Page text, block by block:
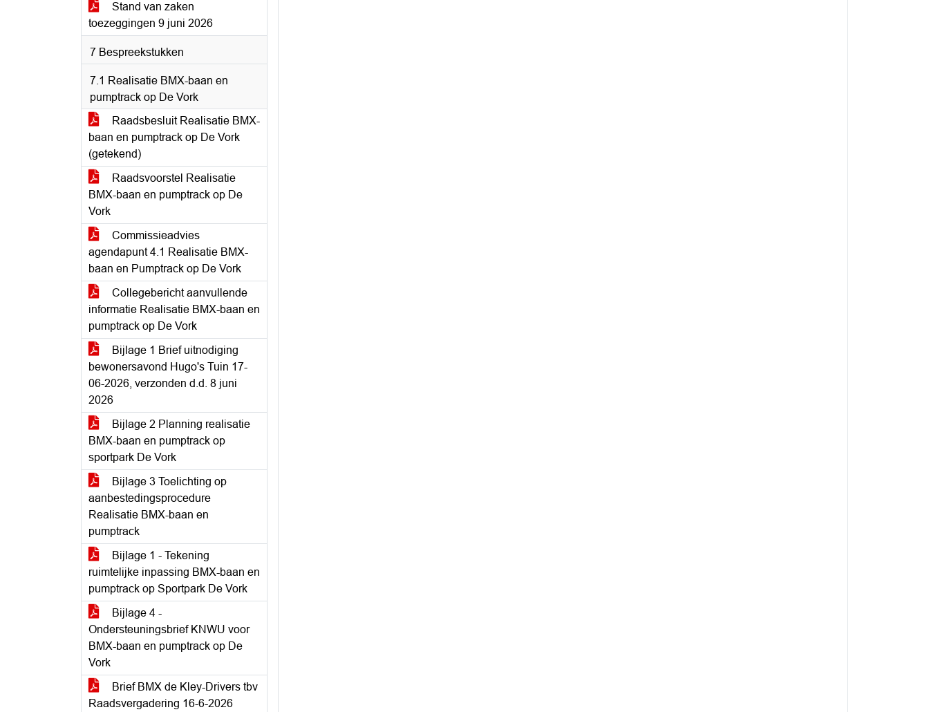
Stand van zaken
toezeggingen 9 juni 2026
7 Bespreekstukken
7.1 Realisatie BMX-baan en
pumptrack op De Vork
Raadsbesluit Realisatie BMX-
baan en pumptrack op De Vork
(getekend)
Raadsvoorstel Realisatie
BMX-baan en pumptrack op De
Vork
Commissieadvies
agendapunt 4.1 Realisatie BMX-
baan en Pumptrack op De Vork
Collegebericht aanvullende
informatie Realisatie BMX-baan en
pumptrack op De Vork
Bijlage 1 Brief uitnodiging
bewonersavond Hugo's Tuin 17-
06-2026, verzonden d.d. 8 juni
2026
Bijlage 2 Planning realisatie
BMX-baan en pumptrack op
sportpark De Vork
Bijlage 3 Toelichting op
aanbestedingsprocedure
Realisatie BMX-baan en
pumptrack
Bijlage 1 - Tekening
ruimtelijke inpassing BMX-baan en
pumptrack op Sportpark De Vork
Bijlage 4 -
Ondersteuningsbrief KNWU voor
BMX-baan en pumptrack op De
Vork
Brief BMX de Kley-Drivers tbv
Raadsvergadering 16-6-2026